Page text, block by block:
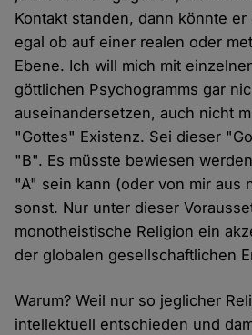
Kontakt standen, dann könnte
egal ob auf einer realen oder
Ebene. Ich will mich mit
göttlichen Psychogramms gar
auseinandersetzen, auch nicht
"Gottes" Existenz. Sei dieser
"B". Es müsste bewiesen
"A" sein kann (oder von mir aus
sonst. Nur unter dieser
monotheistische Religion ein
der globalen gesellschaftlichen
Warum? Weil nur so jeglicher
intellektuell entschieden und